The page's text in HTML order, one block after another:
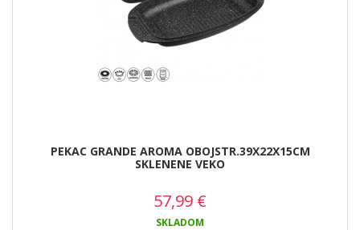
PEKAC GRANDE AROMA OBOJSTR.39X22X15CM
SKLENENE VEKO
57,99 €
SKLADOM